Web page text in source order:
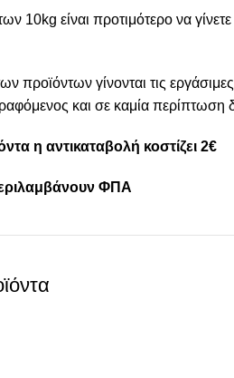
10kg είναι προτιμότερο να
προϊόντων γίνονται τις
και σε καμία περίπτωση
η αντικαταβολή κοστίζει 2€
ΦΠΑ